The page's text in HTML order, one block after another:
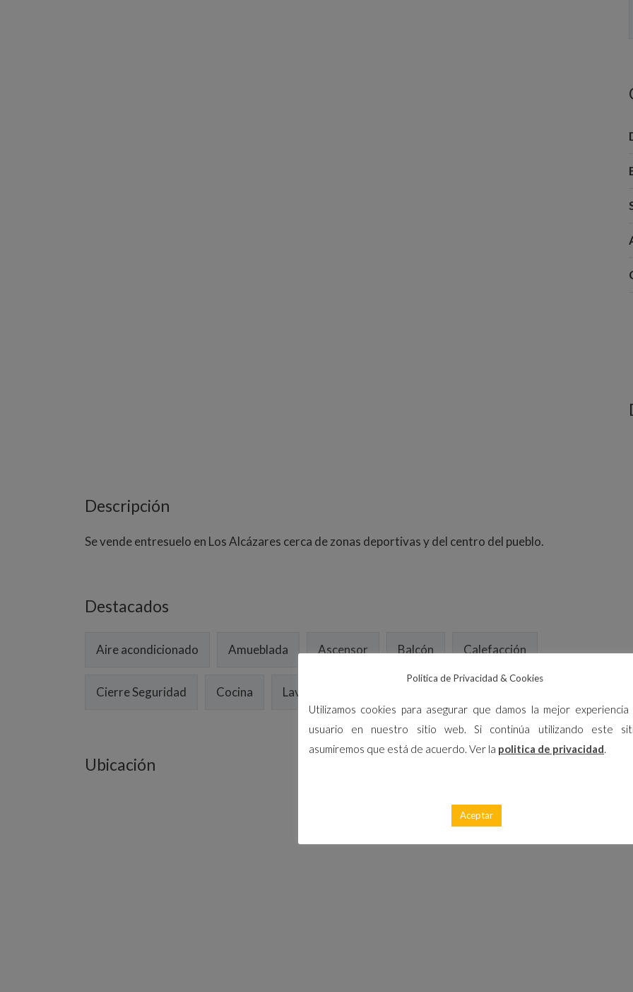
Descripción
Se vende entresuelo en Los Alcázares cerca de zonas deportivas y del centro del pueblo.
Destacados
Aire acondicionado Amueblada Ascensor Balcón Calefacción
Cierre Seguridad Cocina Lavadero
Ubicación
Politica de Privacidad & Cookies
Utilizamos cookies para asegurar que damos la mejor experiencia
usuario en nuestro sitio web. Si continúa utilizando este
asumiremos que está de acuerdo. Ver la politica de privacidad.
Aceptar